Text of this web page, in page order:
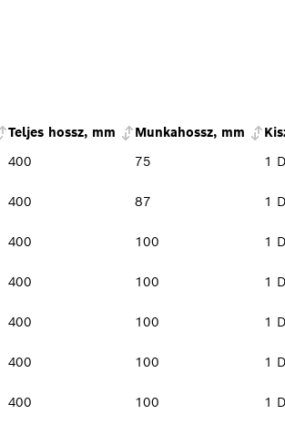
Teljes hossz, mm Munkahossz, mm
400 75 1
400 87 1
400 100 1
400 100 1
400 100 1
400 100 1
400 100 1